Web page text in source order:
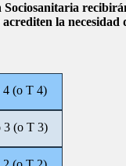
la necesidad
4 (o T 4)
3 (o T 3)